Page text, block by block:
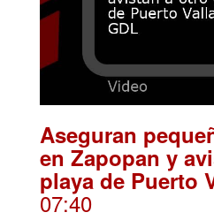
Aseguran
en Zapopan y
playa de Puerto
07:40